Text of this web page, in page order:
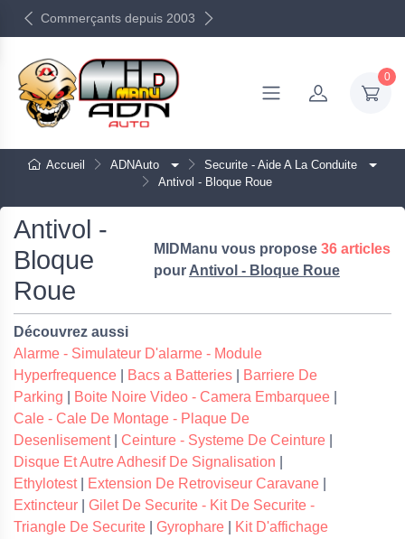
Commerçants depuis 2003
0
Accueil ADNAuto
Securite - Aide A La Conduite
Antivol - Bloque Roue
Antivol -
Bloque
Roue
MIDManu vous propose 36 articles
pour Antivol - Bloque Roue
Découvrez aussi
Alarme - Simulateur D'alarme - Module
Hyperfrequence
Bacs a Batteries
Barriere De
Parking
Boite Noire Video - Camera Embarquee
Cale - Cale De Montage - Plaque De
Desenlisement| Ceinture - Systeme De Ceinture
Disque Et Autre Adhesif De Signalisation
Ethylotest| Extension De Retroviseur Caravane
Extincteur
Gilet De Securite - Kit De Securite -
Triangle De Securite
Gyrophare
Kit D'affichage